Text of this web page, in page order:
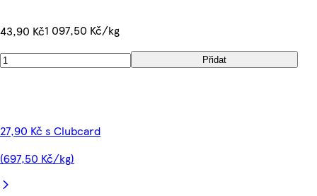
43,90 Kč1 097,50 Kč/kg
Přidat
27,90 Kč s Clubcard
(697,50 Kč/kg)